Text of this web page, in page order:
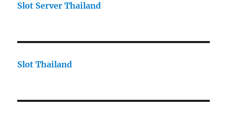
Slot Server Thailand
Slot Thailand